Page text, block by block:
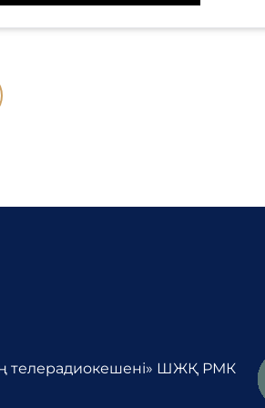
телерадиокешені» ШЖҚ РМК